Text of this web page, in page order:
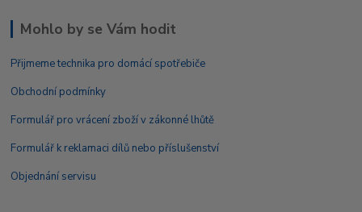
Mohlo by se Vám hodit
Přijmeme technika pro domácí spotřebiče
Obchodní podmínky
Formulář pro vrácení zboží v zákonné lhůtě
Formulář k reklamaci dílů nebo příslušenství
Objednání servisu